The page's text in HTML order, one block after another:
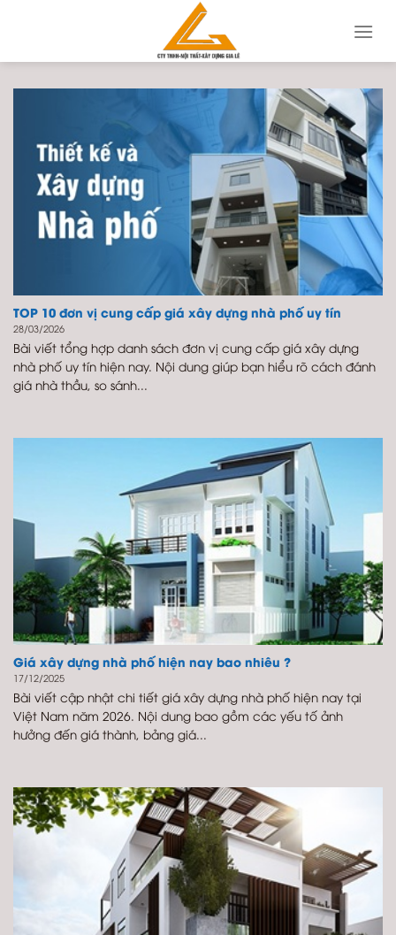
TOP 10 đơn vị cung cấp giá xây dựng nhà phố uy tín
28/03/2026
Bài viết tổng hợp danh sách đơn vị cung cấp giá xây dựng
nhà phố uy tín hiện nay. Nội dung giúp bạn hiểu rõ cách đánh
giá nhà thầu, so sánh...
Giá xây dựng nhà phố hiện nay bao nhiêu ?
17/12/2025
Bài viết cập nhật chi tiết giá xây dựng nhà phố hiện nay tại
Việt Nam năm 2026. Nội dung bao gồm các yếu tố ảnh
hưởng đến giá thành, bảng giá...